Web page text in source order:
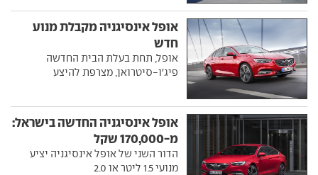
אופל אינסיגניה מקבלת מנוע
חדש
אופל, תחת בעלת הבית החדשה
פיג'ו-סיטרואן, מצרפת להיצע
אופל אינסיגניה החדשה בישראל:
מ-170,000 שקל
הדור השני של אופל אינסיגניה יציע
מנועי 1.5 ליטר או 2.0